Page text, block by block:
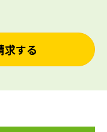
求する